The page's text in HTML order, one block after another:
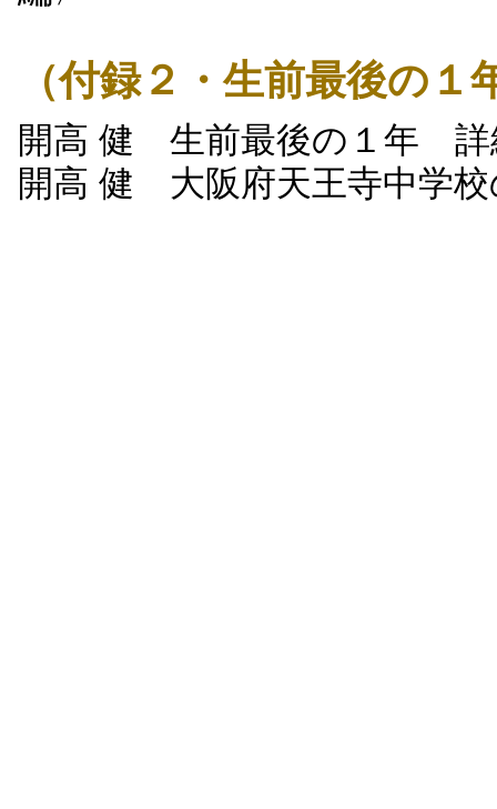
（付録２・生前最後の
開高 健 生前最後の１年 詳
開高 健 大阪府天王寺中学校